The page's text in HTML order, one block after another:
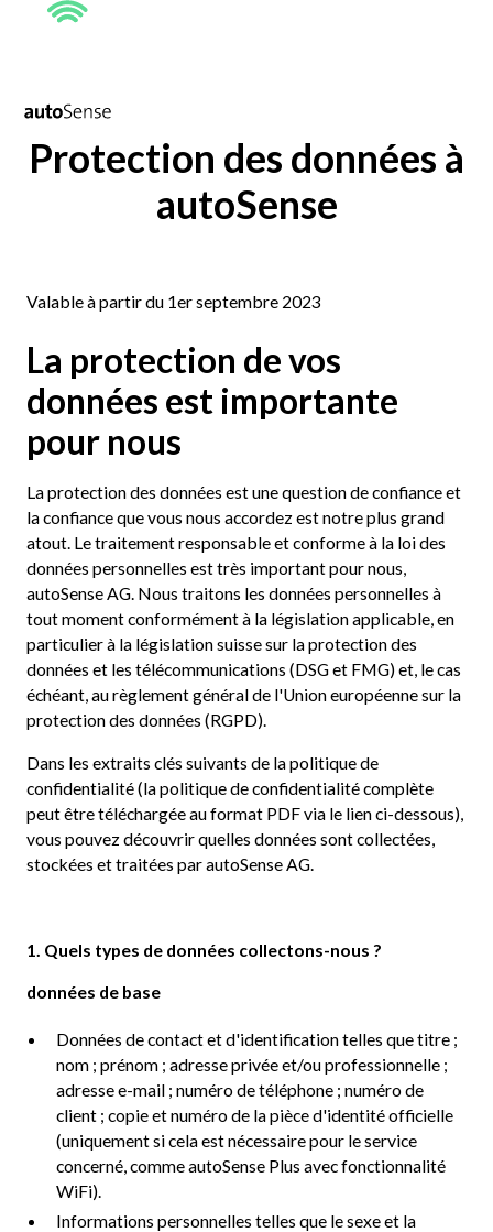
Protection des données à
autoSense
Valable à partir du 1er septembre 2023
La protection de vos
données est importante
pour nous
La protection des données est une question de confiance et
la confiance que vous nous accordez est notre plus grand
atout. Le traitement responsable et conforme à la loi des
données personnelles est très important pour nous,
autoSense AG. Nous traitons les données personnelles à
tout moment conformément à la législation applicable, en
particulier à la législation suisse sur la protection des
données et les télécommunications (DSG et FMG) et, le cas
échéant, au règlement général de l'Union européenne sur la
protection des données (RGPD).
Dans les extraits clés suivants de la politique de
confidentialité (la politique de confidentialité complète
peut être téléchargée au format PDF via le lien ci-dessous),
vous pouvez découvrir quelles données sont collectées,
stockées et traitées par autoSense AG.
1. Quels types de données collectons-nous ?
données de base
Données de contact et d'identification telles que titre ;
nom ; prénom ; adresse privée et/ou professionnelle ;
adresse e-mail ; numéro de téléphone ; numéro de
client ; copie et numéro de la pièce d'identité officielle
(uniquement si cela est nécessaire pour le service
concerné, comme autoSense Plus avec fonctionnalité
WiFi).
Informations personnelles telles que le sexe et la